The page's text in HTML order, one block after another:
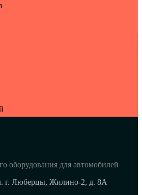
оборудования для автомобилей
г. Люберцы, Жилино-2, д. 8A